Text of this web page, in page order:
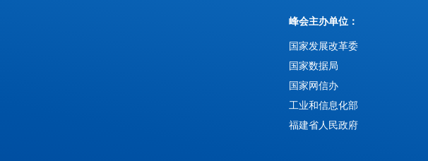
峰会主办单位：
国家发展改革委
国家数据局
国家网信办
工业和信息化部
福建省人民政府